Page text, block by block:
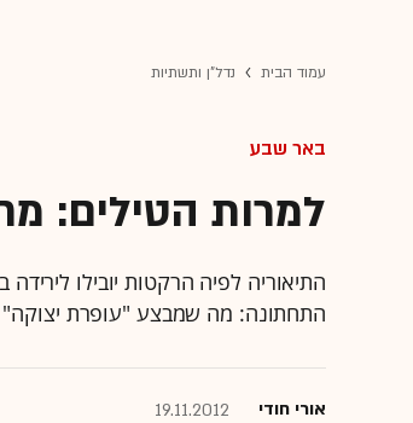
עמוד הבית נדל"ן ותשתיות
באר שבע
למרות הטילים:
התיאוריה לפיה הרקטות יובילו
התחתונה: מה שמבצע "עופרת יצוקה"
אורי חודי 19.11.2012